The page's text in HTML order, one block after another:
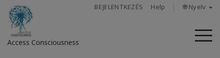
BEJELENTKEZÉS Help 🌐 Nyelv
Access Consciousness